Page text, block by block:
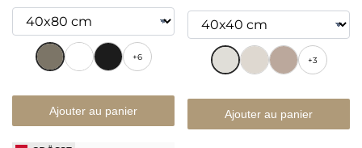
+6
Ajouter au panier
+3
Ajouter au panier